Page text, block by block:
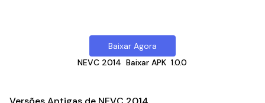
Baixar Agora
NEVC 2014 Baixar APK 1.0.0